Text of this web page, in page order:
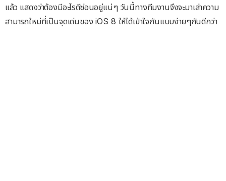
แล้ว แสดงว่าต้องมีอะไรดีซ่อนอยู่แน่ๆ วันนี้ทางทีมงานจึงจะมาเล่าความ
สามารถใหม่ที่เป็นจุดเด่นของ iOS 8 ให้ได้เข้าใจกันแบบง่ายๆกันดีกว่า